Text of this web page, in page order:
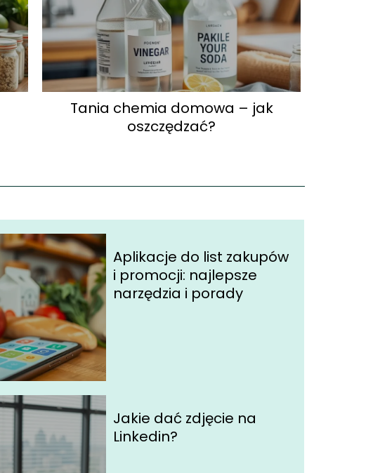
Tania chemia domowa – jak
oszczędzać?
Aplikacje do list zakupów
i promocji: najlepsze
narzędzia i porady
Jakie dać zdjęcie na
Linkedin?